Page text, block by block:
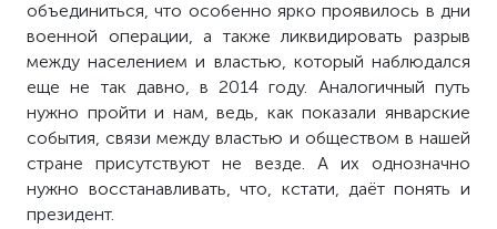
объединиться, что особенно ярко проявилось в дни
военной операции, а также ликвидировать разрыв
между населением и властью, который наблюдался
еще не так давно, в 2014 году. Аналогичный путь
нужно пройти и нам, ведь, как показали январские
события, связи между властью и обществом в нашей
стране присутствуют не везде. А их однозначно
нужно восстанавливать, что, кстати, даёт понять и
президент.